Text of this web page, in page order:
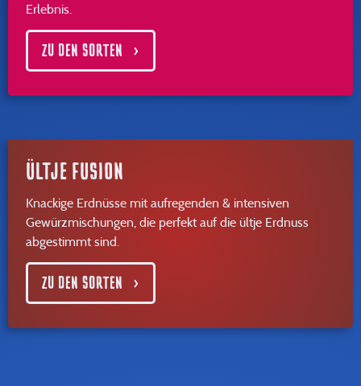
Erlebnis.
ZU DEN SORTEN
ÜLTJE FUSION
Knackige Erdnüsse mit aufregenden & intensiven
Gewürzmischungen, die perfekt auf die ültje Erdnuss
abgestimmt sind.
ZU DEN SORTEN